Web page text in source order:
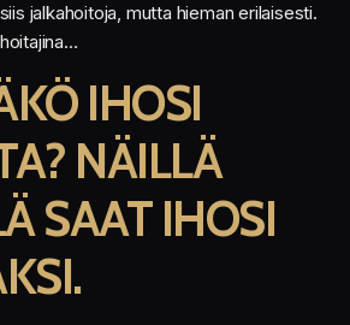
jalkahoitoja, mutta hieman erilaisesti.
IHOSI
NÄILLÄ
SAAT IHOSI